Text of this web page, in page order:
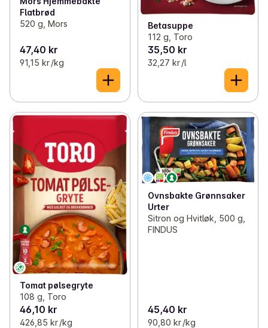
Flatbrød
520 g, Mors
47,40 kr
91,15 kr /kg
Betasuppe
112 g, Toro
35,50 kr
32,27 kr /l
Tomat pølsegryte
108 g, Toro
46,10 kr
426,85 kr /kg
Ovnsbakte Grønnsaker
Urter
Sitron og Hvitløk, 500 g,
FINDUS
45,40 kr
90,80 kr /kg